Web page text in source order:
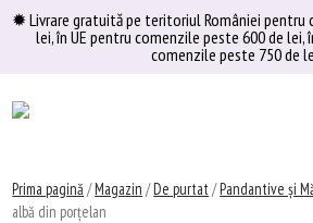
Skip✹ Livrare gratuită pe teritoriul României pentru
lei, în UE pentru comenzile peste 600 de lei,
comenzile peste 750 de
Prima pagină /Magazin /De purtat /Pandantive și
albă din porțelan